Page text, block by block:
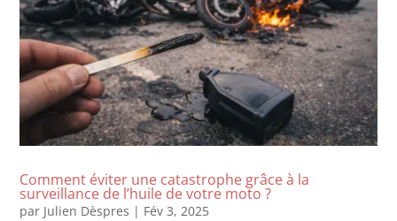
Comment éviter une catastrophe grâce à la
surveillance de l’huile de votre moto ?
par Julien Dèspres | Fév 3, 2025